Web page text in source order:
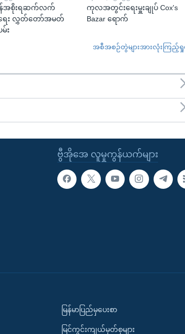
အစိုးရဆက်လက်
း လွှတ်တော်အမတ်
း
ကုလအတွင်းရေးမှူးချုပ် Cox's
Bazar ရောက်
အစီအစဉ်တွဲများအားလုံးကြည့်ရှု
ဗွီအိုအေ လူမှုကွန်ယက်များ
မြန်မာပြည်မှပေးစာ
မြင်ကွင်းကျယ်မှတ်စုများ